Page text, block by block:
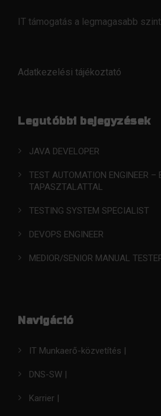
IT támogatás a legmagasabb
Adatkezelési tájékoztató
Legutóbbi bejegyzések
JAVA DEVELOPER
TEST AUTOMATION ENGINEER –
TAPASZTALATTAL
TESTING SYSTEM SPECIALIST
DEVOPS ENGINEER
MEDIOR/SENIOR MANUAL
Navigáció
IT Munkaerő-közvetítés |
DNS-SW |
Karrier |